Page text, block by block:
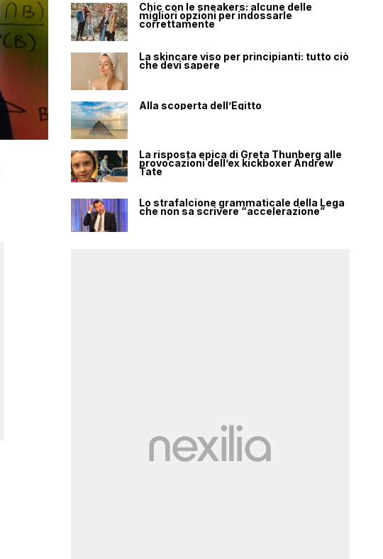
Chic con le sneakers: alcune delle
migliori opzioni per indossarle
correttamente
La skincare viso per principianti: tutto ciò
che devi sapere
Alla scoperta dell’Egitto
La risposta epica di Greta Thunberg alle
provocazioni dell’ex kickboxer Andrew
Tate
Lo strafalcione grammaticale della Lega
che non sa scrivere “accelerazione”